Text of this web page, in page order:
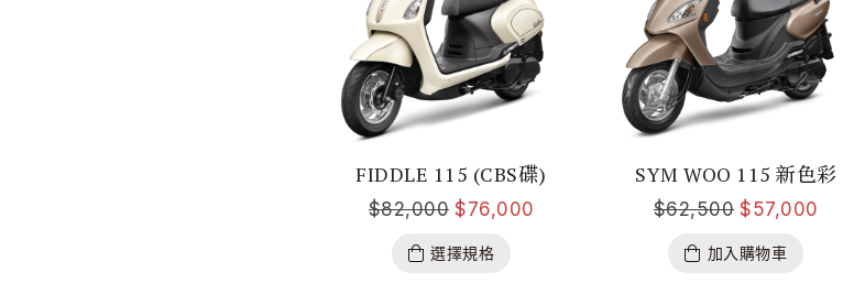
FIDDLE 115 (CBS碟)
$82,000 $76,000
選擇規格
SYM WOO 115 新色彩
$62,500 $57,000
加入購物車